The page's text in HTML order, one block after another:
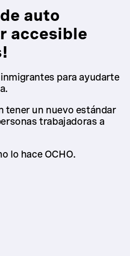
auto
accesible
para ayudarte
tener un nuevo estándar
trabajadoras a
lo hace OCHO.